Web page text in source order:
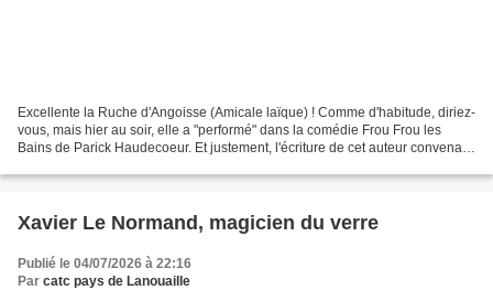
Excellente la Ruche d'Angoisse (Amicale laïque) ! Comme d'habitude, diriez-
vous, mais hier au soir, elle a "performé" dans la comédie Frou Frou les
Bains de Parick Haudecoeur. Et justement, l'écriture de cet auteur convenait
Xavier Le Normand, magicien du verre
Publié le 04/07/2026 à 22:16
Par catc pays de Lanouaille